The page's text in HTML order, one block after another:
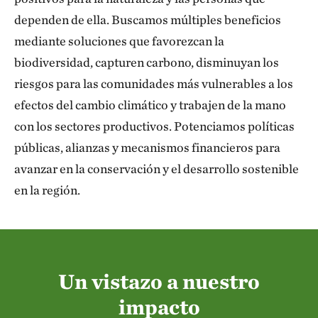
sumideros de carbono, reservorios de agua dulce y
barreras naturales contra los extremos climáticos.
Con estos ecosistemas únicos, ricos en capital
natural, patrimonio cultural y una población
dinámica y resiliente; América Latina tiene el
potencial de impulsar un cambio transformador a
nivel global.
Este informe destaca nuestras contribuciones más
significativas hacia las metas de TNC para 2030.
conversiones de deuda por naturaleza, hasta alianzas
sustentan cadenas de suministro libres de
deforestación; estamos combinando la conservación
dependen de ella. Buscamos múltiples beneficios
mediante soluciones que favorezcan la
biodiversidad, capturen carbono, disminuyan los
riesgos para las comunidades más vulnerables a los
efectos del cambio climático y trabajen de la mano
con los sectores productivos. Potenciamos políticas
públicas, alianzas y mecanismos financieros para
avanzar en la conservación y el desarrollo sostenible
en la región.
Un vistazo a nuestro
impacto